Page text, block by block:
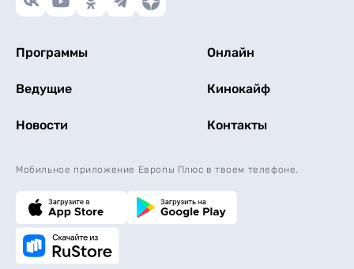
Программы Онлайн
Ведущие Кинокайф
Новости Контакты
Мобильное приложение Европы Плюс в твоем телефоне.